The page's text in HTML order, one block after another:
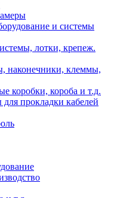
и системы
лотки, крепеж.
наконечники, клеммы,
коробки, короба и т.д.
прокладки кабелей